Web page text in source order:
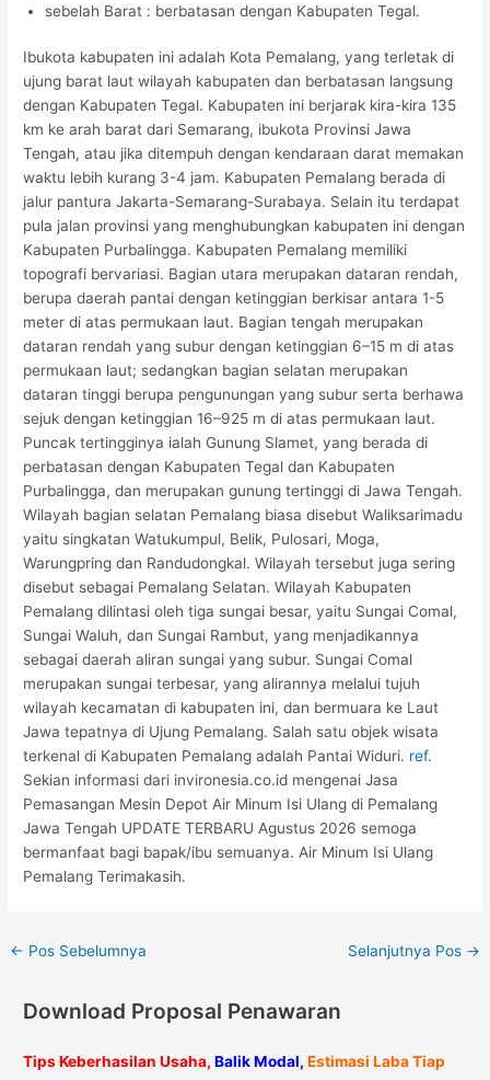
sebelah Barat : berbatasan dengan Kabupaten Tegal.
Ibukota kabupaten ini adalah Kota Pemalang, yang terletak di
ujung barat laut wilayah kabupaten dan berbatasan langsung
dengan Kabupaten Tegal. Kabupaten ini berjarak kira-kira 135
km ke arah barat dari Semarang, ibukota Provinsi Jawa
Tengah, atau jika ditempuh dengan kendaraan darat memakan
waktu lebih kurang 3-4 jam. Kabupaten Pemalang berada di
jalur pantura Jakarta-Semarang-Surabaya. Selain itu terdapat
pula jalan provinsi yang menghubungkan kabupaten ini dengan
Kabupaten Purbalingga. Kabupaten Pemalang memiliki
topografi bervariasi. Bagian utara merupakan dataran rendah,
berupa daerah pantai dengan ketinggian berkisar antara 1-5
meter di atas permukaan laut. Bagian tengah merupakan
dataran rendah yang subur dengan ketinggian 6–15 m di atas
permukaan laut; sedangkan bagian selatan merupakan
dataran tinggi berupa pengunungan yang subur serta berhawa
sejuk dengan ketinggian 16–925 m di atas permukaan laut.
Puncak tertingginya ialah Gunung Slamet, yang berada di
perbatasan dengan Kabupaten Tegal dan Kabupaten
Purbalingga, dan merupakan gunung tertinggi di Jawa Tengah.
Wilayah bagian selatan Pemalang biasa disebut Waliksarimadu
yaitu singkatan Watukumpul, Belik, Pulosari, Moga,
Warungpring dan Randudongkal. Wilayah tersebut juga sering
disebut sebagai Pemalang Selatan. Wilayah Kabupaten
Pemalang dilintasi oleh tiga sungai besar, yaitu Sungai Comal,
Sungai Waluh, dan Sungai Rambut, yang menjadikannya
sebagai daerah aliran sungai yang subur. Sungai Comal
merupakan sungai terbesar, yang alirannya melalui tujuh
wilayah kecamatan di kabupaten ini, dan bermuara ke Laut
Jawa tepatnya di Ujung Pemalang. Salah satu objek wisata
terkenal di Kabupaten Pemalang adalah Pantai Widuri. ref.
Sekian informasi dari invironesia.co.id mengenai Jasa
Pemasangan Mesin Depot Air Minum Isi Ulang di Pemalang
Jawa Tengah UPDATE TERBARU Agustus 2026 semoga
bermanfaat bagi bapak/ibu semuanya. Air Minum Isi Ulang
Pemalang Terimakasih.
← Pos Sebelumnya Selanjutnya Pos →
Download Proposal Penawaran
Tips Keberhasilan Usaha, Balik Modal, Estimasi Laba Tiap